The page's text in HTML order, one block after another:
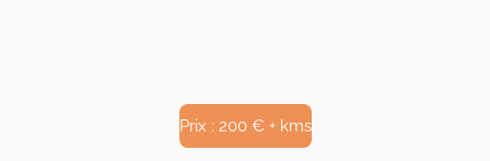
Prix : 200 € + kms